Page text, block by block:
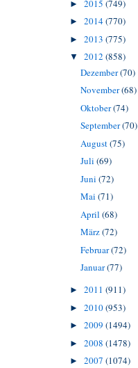
► 2015 (749)
► 2014(770)
► 2013 (775)
▼ 2012 (858)
Dezember(70)
November(68)
Oktober(74)
September(70)
August(75)
Juli (69)
Juni (72)
Mai (71)
April (68)
März(72)
Februar(72)
Januar(77)
► 2011 (911)
► 2010(953)
► 2009 (1494)
► 2008 (1478)
► 2007 (1074)